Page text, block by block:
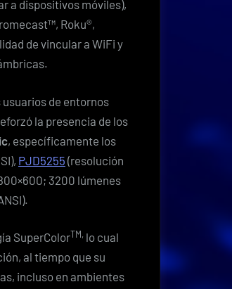
a dispositivos móviles),
Roku®,
de vincular a WiFi y
de entornos
la presencia de los
, específicamente los
PJD5255 (resolución
3200 lúmenes
SuperColorTM, lo cual
al tiempo que su
incluso en ambientes